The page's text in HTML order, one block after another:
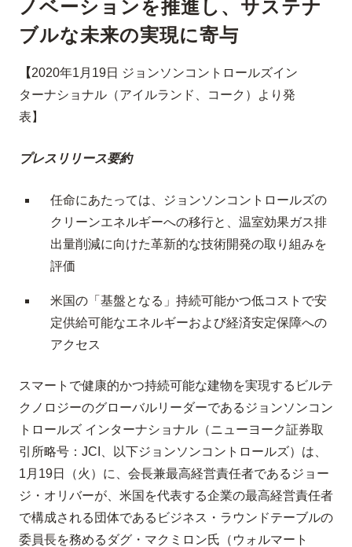
ノベーションを推進し、サステナ
ブルな未来の実現に寄与
【2020年1 月 19日 ジョンソンコントロールズイン
ターナショナル（アイルランド、コーク）より発
表】
プレスリリース要約
任命にあたっては、ジョンソンコントロールズの
クリーンエネルギーへの移行と、温室効果ガス排
出量削減に向けた革新的な技術開発の取り組みを
評価
米国の「基盤となる」持続可能かつ低コストで安
定供給可能なエネルギーおよび経済安定保障への
アクセス
スマートで健康的かつ持続可能な建物を実現するビルテ
クノロジーのグローバルリーダーであるジョンソンコン
トロールズ インターナショナル（ニューヨーク証券取
引所略号：JCI、以下ジョンソンコントロールズ）は、
1月19日（火）に、会長兼最高経営責任者であるジョー
ジ・オリバーが、米国を代表する企業の最高経営責任者
で構成される団体であるビジネス・ラウンドテーブルの
委員長を務めるダグ・マクミロン氏（ウォルマート